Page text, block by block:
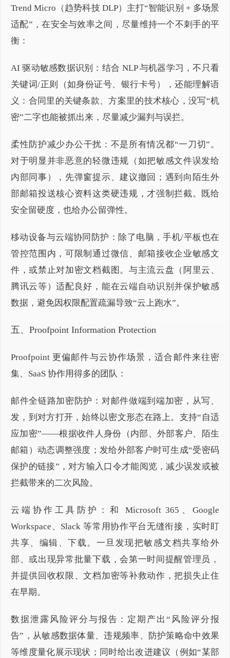
Trend Micro（趋势科技 DLP）主打“智能识别 + 多场景
适配”，在安全与效率之间，尽量维持一个不刺手的平
衡：
AI 驱动敏感数据识别：结合 NLP 与机器学习，不只看
关键词/正则（如身份证号、银行卡号），还能理解语
义：合同里的关键条款、方案里的技术核心，没写“机
密”二字也能被抓出来，尽量减少漏判与误拦。
柔性防护减少办公干扰：不是所有情况都“一刀切”。
对于明显并非恶意的轻微违规（如把敏感文件误发给
内部同事），先弹窗提示、建议撤回；遇到向陌生外
部邮箱投送核心资料这类硬违规，才强制拦截。既给
安全留硬度，也给办公留弹性。
移动设备与云端协同防护：除了电脑，手机/平板也在
管控范围内，可限制通过微信、邮箱接收企业敏感文
件，或禁止对加密文档截图。与主流云盘（阿里云、
腾讯云等）适配良好，能在云端自动识别并保护敏感
数据，避免因权限配置疏漏导致“云上跑水”。
五、Proofpoint Information Protection
Proofpoint 更偏邮件与云协作场景，适合邮件来往密
集、SaaS 协作用得多的团队：
邮件全链路加密防护：对邮件做端到端加密，从写、
发，到对方打开，始终以密文形态在路上。支持“自适
应加密”——根据收件人身份（内部、外部客户、陌生
邮箱）动态调整强度；发给外部客户时可生成“受密码
保护的链接”，对方输入口令才能阅览，减少误发或被
拦截带来的二次风险。
云端协作工具防护：和 Microsoft 365、Google
Workspace、Slack 等常用协作平台无缝衔接，实时盯
共享、编辑、下载。一旦发现把敏感文档共享给外
部、或出现异常批量下载，会第一时间提醒管理员，
并提供回收权限、文档加密等补救动作，把损失止住
在早期。
数据泄露风险评分与报告：定期产出“风险评分报
告”，从敏感数据体量、违规频率、防护策略命中效果
等维度量化展示现状；同时给出改进建议（例如“某部